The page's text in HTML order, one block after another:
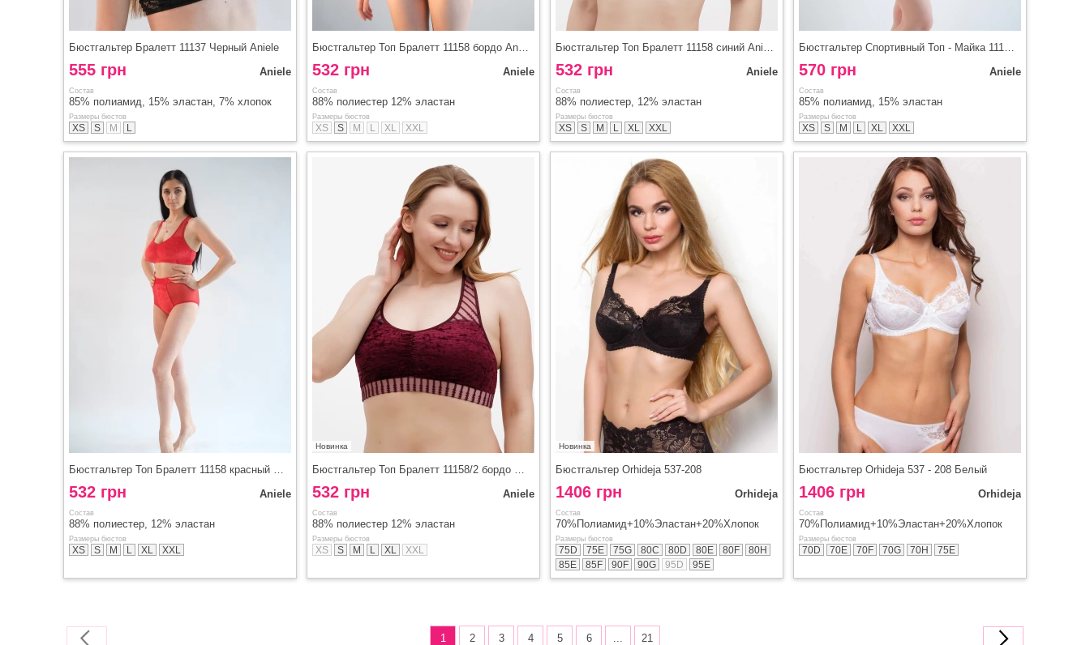
Бюстгальтер Бралетт 11137 Черный Aniele
555 грн Aniele
Состав
85% полиамид, 15% эластан, 7% хлопок
Размеры бюстов
XS S M L
Бюстгальтер Топ Бралетт 11158 бордо Aniele
532 грн Aniele
Состав
88% полиестер 12% эластан
Размеры бюстов
XS S M L XL XXL
Бюстгальтер Топ Бралетт 11158 синий Aniele
532 грн Aniele
Состав
88% полиестер, 12% эластан
Размеры бюстов
XS S M L XL XXL
Бюстгальтер Спортивный Топ - Майка 11152/1 красный Aniele
570 грн Aniele
Состав
85% полиамид, 15% эластан
Размеры бюстов
XS S M L XL XXL
Бюстгальтер Топ Бралетт 11158 красный Aniele
532 грн Aniele
Состав
88% полиестер, 12% эластан
Размеры бюстов
XS S M L XL XXL
Новинка
Бюстгальтер Топ Бралетт 11158/2 бордо Aniele
532 грн Aniele
Состав
88% полиестер 12% эластан
Размеры бюстов
XS S M L XL XXL
Новинка
Бюстгальтер Orhideja 537-208
1406 грн Orhideja
Состав
70%Полиамид+10%Эластан+20%Хлопок
Размеры бюстов
75D 75E 75G 80C 80D 80E 80F
80H
85E
85F 90F 90G 95D 95E
Бюстгальтер Orhideja 537 - 208 Белый
1406 грн Orhideja
Состав
70%Полиамид+10%Эластан+20%Хлопок
Размеры бюстов
70D 70E 70F 70G 70H 75E
1 2 3 4 5 6 ... 21